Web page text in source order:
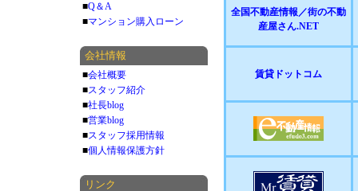
全国不動産情報／街の不動
産屋さん.NET
賃貸ドットコム
■Q＆A
■マンション購入ローン
会社情報
■会社概要
■スタッフ紹介
■社長blog
■営業blog
■スタッフ採用情報
■個人情報保護方針
リンク